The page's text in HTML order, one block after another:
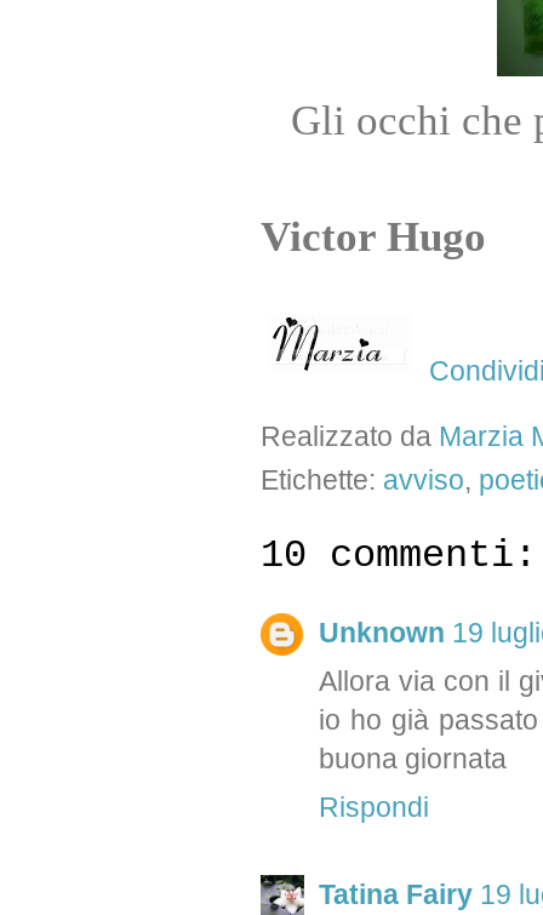
Gli occhi che
Victor Hugo
Realizzato da Marzia
Etichette: avviso,
10 commenti:
Unknown 19
Allora via con il
io ho già
buona giornata
Rispondi
Tatina Fairy 19